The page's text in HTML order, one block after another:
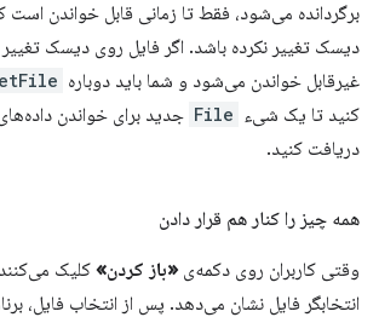
برگردانده می‌شود، فقط تا زمانی قابل خواندن
دیسک تغییر نکرده باشد. اگر فایل روی دیسک
غیرقابل خواندن می‌شود و شما باید دوباره
کنید تا یک شیء File جدید برای خواندن
دریافت کنید.
همه چیز را کنار هم قرار دادن
وقتی کاربران روی دکمه‌ی «باز کردن» کلیک
انتخابگر فایل نشان می‌دهد. پس از انتخاب فایل،